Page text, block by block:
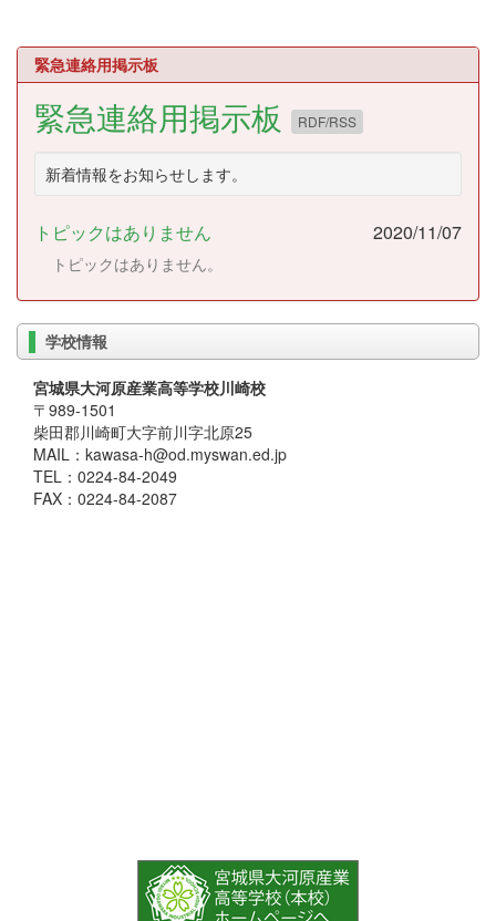
緊急連絡用掲示板
緊急連絡用掲示板 RDF/RSS
新着情報をお知らせします。
トピックはありません 2020/11/07
トピックはありません。
学校情報
宮城県大河原産業高等学校川崎校
〒989-1501
柴田郡川崎町大字前川字北原25
MAIL：kawasa-h@od.myswan.ed.jp
TEL：0224-84-2049
FAX：0224-84-2087